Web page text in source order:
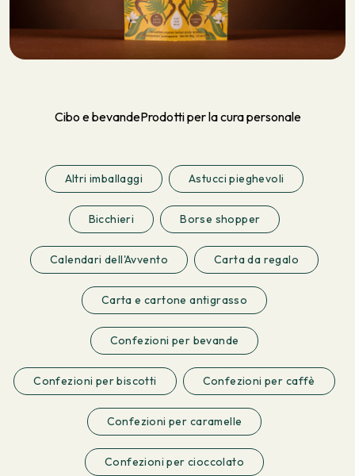
Cibo e bevandeProdotti per la cura personale
Altri imballaggi Astucci pieghevoli
Bicchieri Borse shopper
Calendari dell'Avvento Carta da regalo
Carta e cartone antigrasso
Confezioni per bevande
Confezioni per biscotti Confezioni per caffè
Confezioni per caramelle
Confezioni per cioccolato